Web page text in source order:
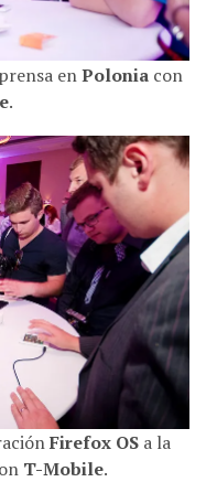
en Polonia con
.
Firefox OS a la
T-Mobile.